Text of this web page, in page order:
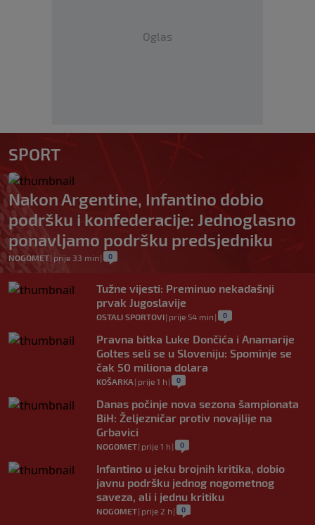
Oglas
SPORT
Nakon Argentine, Infantino dobio
podršku i konfederacije: Jednoglasno
ponavljamo podršku predsjedniku
NOGOMET| prije 33 min | 0
Tužne vijesti: Preminuo nekadašnji
prvak Jugoslavije
OSTALI SPORTOVI| prije 54 min | 0
Pravna bitka Luke Dončića i Anamarije
Goltes seli se u Sloveniju: Spominje se
čak 50 miliona dolara
KOŠARKA | prije 1 h | 0
Danas počinje nova sezona šampionata
BiH: Željezničar protiv novajlije na
Grbavici
NOGOMET| prije 1 h | 0
Infantino u jeku brojnih kritika, dobio
javnu podršku jednog nogometnog
saveza, ali i jednu kritiku
NOGOMET| prije 2 h | 0